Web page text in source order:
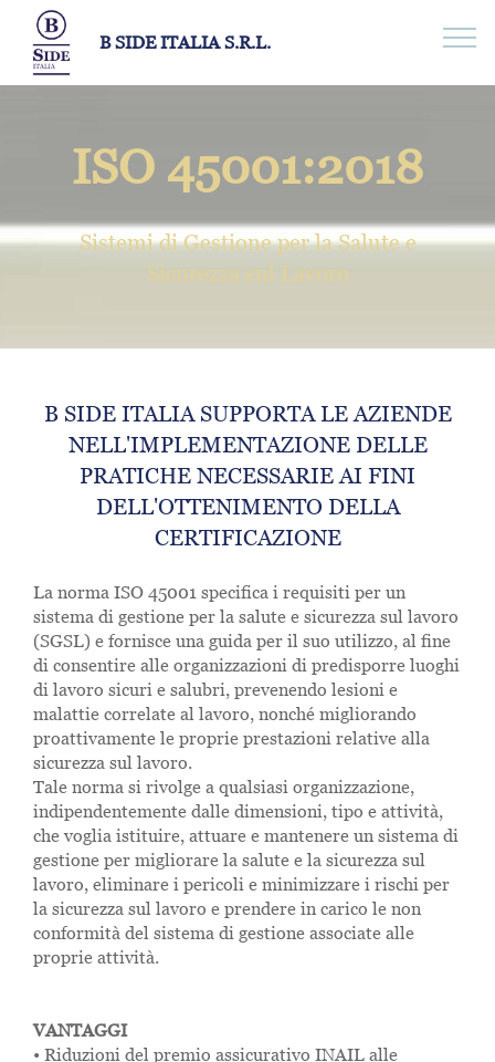
B SIDE ITALIA S.R.L.
ISO 45001:2018
Sistemi di Gestione per la Salute e
Sicurezza sul Lavoro
B SIDE ITALIA SUPPORTA LE AZIENDE
NELL'IMPLEMENTAZIONE DELLE
PRATICHE NECESSARIE AI FINI
DELL'OTTENIMENTO DELLA
CERTIFICAZIONE
La norma ISO 45001 specifica i requisiti per un
sistema di gestione per la salute e sicurezza sul lavoro
(SGSL) e fornisce una guida per il suo utilizzo, al fine
di consentire alle organizzazioni di predisporre luoghi
di lavoro sicuri e salubri, prevenendo lesioni e
malattie correlate al lavoro, nonché migliorando
proattivamente le proprie prestazioni relative alla
sicurezza sul lavoro.
Tale norma si rivolge a qualsiasi organizzazione,
indipendentemente dalle dimensioni, tipo e attività,
che voglia istituire, attuare e mantenere un sistema di
gestione per migliorare la salute e la sicurezza sul
lavoro, eliminare i pericoli e minimizzare i rischi per
la sicurezza sul lavoro e prendere in carico le non
conformità del sistema di gestione associate alle
proprie attività.
VANTAGGI
• Riduzioni del premio assicurativo INAIL alle